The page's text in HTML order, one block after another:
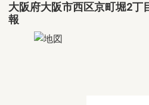
大阪府大阪市西区京町堀2丁
報